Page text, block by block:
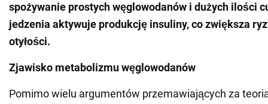
spożywanie prostych węglowodanów i dużych ilości
jedzenia aktywuje produkcję insuliny, co zwiększa
otyłości.
Zjawisko metabolizmu węglowodanów
Pomimo wielu argumentów przemawiających za